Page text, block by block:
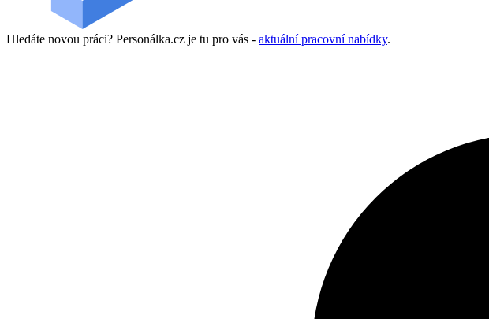
Hledáte novou práci? Personálka.cz je tu pro vás - aktuální pracovní nabídky.